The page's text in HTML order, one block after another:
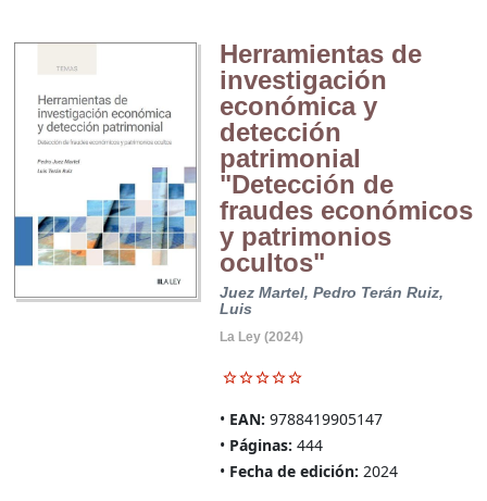
Herramientas de
investigación
económica y
detección
patrimonial
"Detección de
fraudes económicos
y patrimonios
ocultos"
Juez Martel, Pedro Terán Ruiz,
Luis
La Ley (2024)
EAN: 9788419905147
Páginas: 444
Fecha de edición: 2024